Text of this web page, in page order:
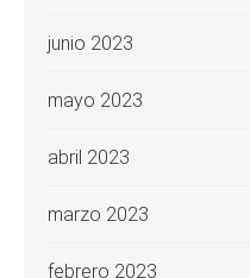
junio 2023
mayo 2023
abril 2023
marzo 2023
febrero 2023